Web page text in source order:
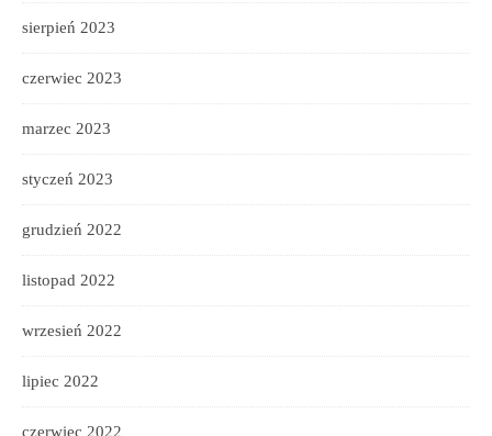
sierpień 2023
czerwiec 2023
marzec 2023
styczeń 2023
grudzień 2022
listopad 2022
wrzesień 2022
lipiec 2022
czerwiec 2022